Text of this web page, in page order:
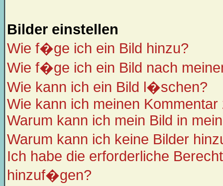
Bilder einstellen
Wie f�ge ich ein Bild hinzu?
Wie f�ge ich ein Bild nach
Wie kann ich ein Bild l�schen?
Wie kann ich meinen
Warum kann ich mein Bild in
Warum kann ich keine Bilder
Ich habe die erforderliche
hinzuf�gen?